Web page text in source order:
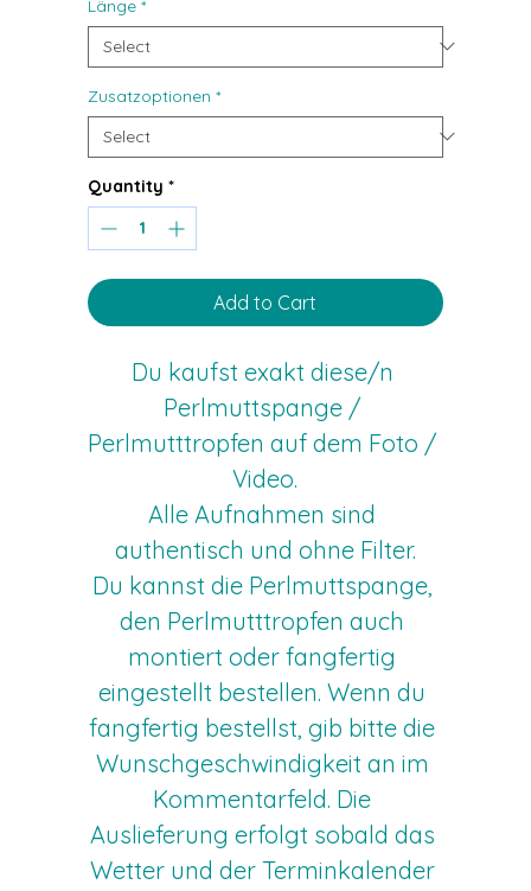
Länge *
Zusatzoptionen *
Quantity *
Add to Cart
Du kaufst exakt diese/n
Perlmuttspange /
Perlmutttropfen auf dem Foto /
Video.
Alle Aufnahmen sind
authentisch und ohne Filter.
Du kannst die Perlmuttspange,
den Perlmutttropfen auch
montiert oder fangfertig
eingestellt bestellen. Wenn du
fangfertig bestellst, gib bitte die
Wunschgeschwindigkeit an im
Kommentarfeld. Die
Auslieferung erfolgt sobald das
Wetter und der Terminkalender